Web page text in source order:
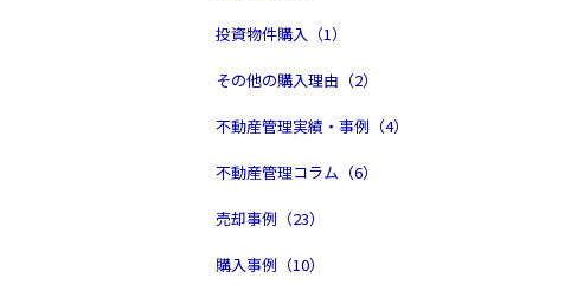
投資物件購入（1）
その他の購入理由（2）
不動産管理実績・事例（4）
不動産管理コラム（6）
売却事例（23）
購入事例（10）